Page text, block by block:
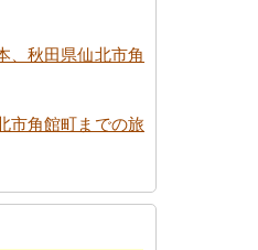
、秋田県仙北市角
市角館町までの旅